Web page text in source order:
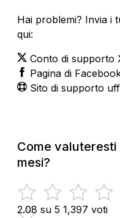
Hai problemi? Invia i
qui:
Conto di supporto
Pagina di
Sito di supporto
Come
mesi?
2.08 su 5 1,397 voti